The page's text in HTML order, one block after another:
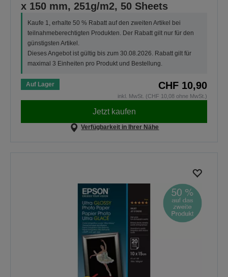
x 150 mm, 251g/m2, 50 Sheets
Kaufe 1, erhalte 50 % Rabatt auf den zweiten Artikel bei
teilnahmeberechtigten Produkten. Der Rabatt gilt nur für den
günstigsten Artikel.
Dieses Angebot ist gültig bis zum 30.08.2026. Rabatt gilt für
maximal 3 Einheiten pro Produkt und Bestellung.
Auf Lager CHF 10,90
inkl. MwSt. (CHF 10,08 ohne MwSt.)
Jetzt kaufen
Verfügbarkeit in Ihrer Nähe